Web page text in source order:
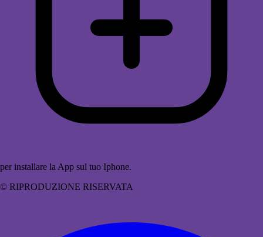
per installare la App sul tuo Iphone.
© RIPRODUZIONE RISERVATA